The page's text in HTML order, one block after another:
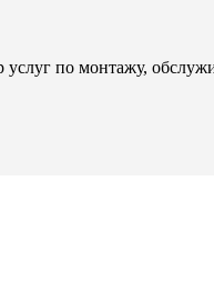
по монтажу,